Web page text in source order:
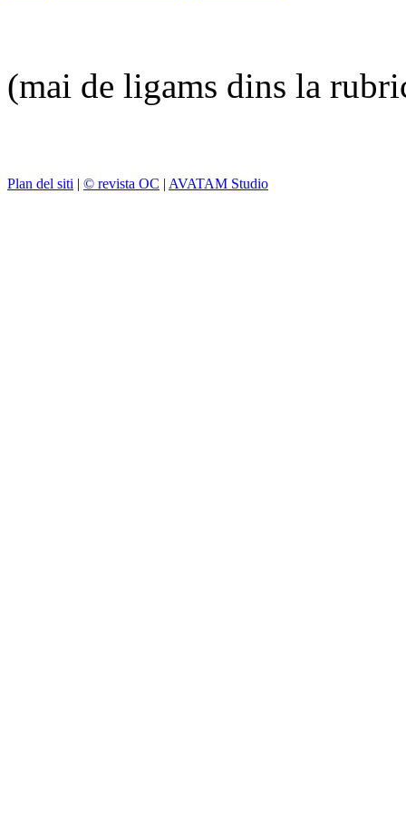
(mai de ligams dins la
Plan del siti | © revista OC | AVATAM Studio